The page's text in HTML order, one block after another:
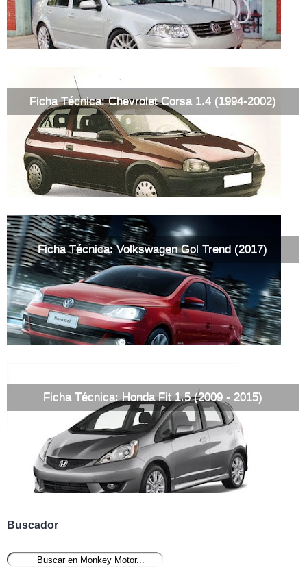
Ficha Técnica: Chevrolet Corsa 1.4 (1994-2002)
Ficha Técnica: Volkswagen Gol Trend (2017)
Ficha Técnica: Honda Fit 1.5 (2009 - 2015)
Buscador